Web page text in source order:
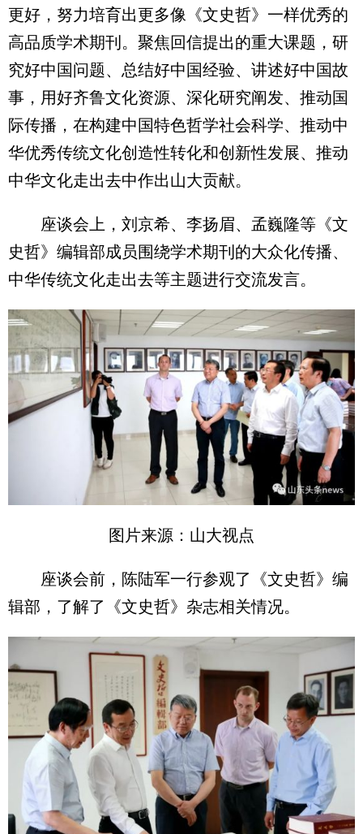
更好，努力培育出更多像《文史哲》一样优秀的
高品质学术期刊。聚焦回信提出的重大课题，研
究好中国问题、总结好中国经验、讲述好中国故
事，用好齐鲁文化资源、深化研究阐发、推动国
际传播，在构建中国特色哲学社会科学、推动中
华优秀传统文化创造性转化和创新性发展、推动
中华文化走出去中作出山大贡献。
座谈会上，刘京希、李扬眉、孟巍隆等《文
史哲》编辑部成员围绕学术期刊的大众化传播、
中华传统文化走出去等主题进行交流发言。
图片来源：山大视点
座谈会前，陈陆军一行参观了《文史哲》编
辑部，了解了《文史哲》杂志相关情况。